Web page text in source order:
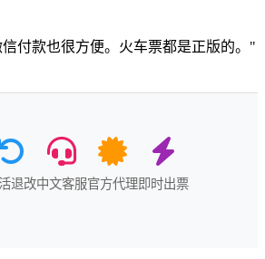
付款也很方便。火车票都是正版的。"
退改中文客服官方代理即时出票